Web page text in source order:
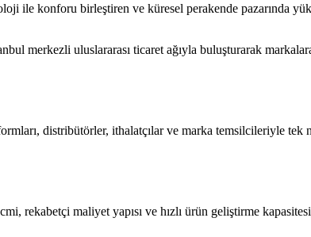
ile konforu birleştiren ve küresel perakende pazarında
merkezli uluslararası ticaret ağıyla buluşturarak
distribütörler, ithalatçılar ve marka temsilcileriyle tek
rekabetçi maliyet yapısı ve hızlı ürün geliştirme